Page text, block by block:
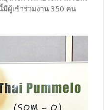
มีผู้เข้าร่วมงาน 350 คน